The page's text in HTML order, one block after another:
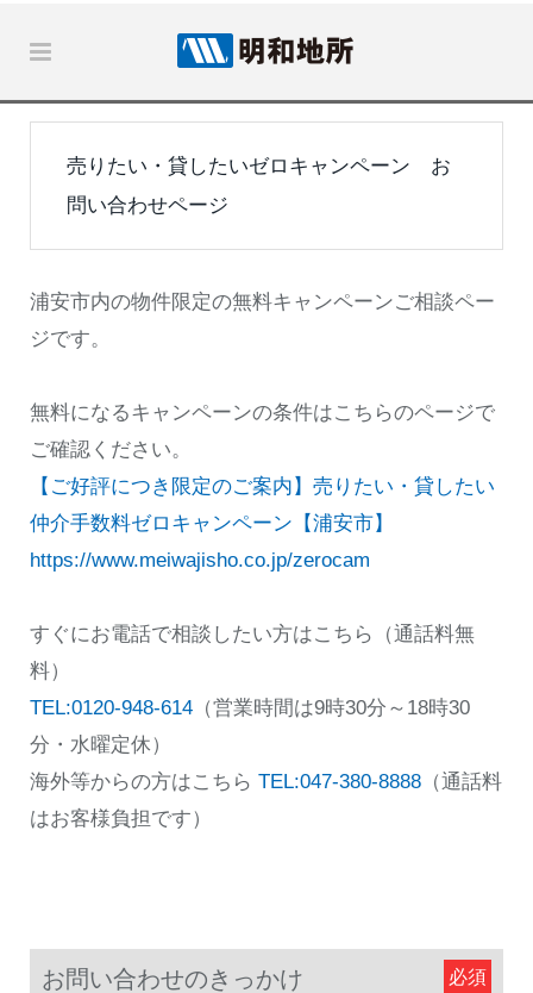
売りたい・貸したいゼロキャンペーン お
問い合わせページ
浦安市内の物件限定の無料キャンペーンご相談ペー
ジです。
無料になるキャンペーンの条件はこちらのページで
ご確認ください。
【ご好評につき限定のご案内】売りたい・貸したい
仲介手数料ゼロキャンペーン【浦安市】
https://www.meiwajisho.co.jp/zerocam
すぐにお電話で相談したい方はこちら（通話料無
料）
TEL:0120-948-614 （営業時間は9時30分～18時30
分・水曜定休）
海外等からの方はこちら TEL:047-380-8888 （通話料
はお客様負担です）
お問い合わせのきっかけ